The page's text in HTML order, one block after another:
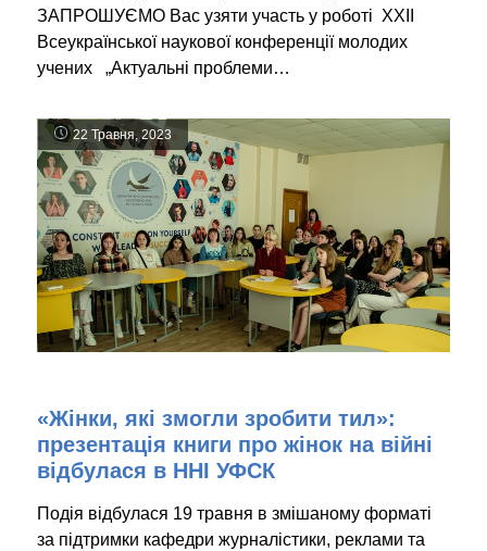
ЗАПРОШУЄМО Вас узяти участь у роботі XХІІ
Всеукраїнської наукової конференції молодих
учених „Актуальні проблеми…
22 Травня, 2023
«Жінки, які змогли зробити тил»:
презентація книги про жінок на війні
відбулася в ННІ УФСК
Подія відбулася 19 травня в змішаному форматі
за підтримки кафедри журналістики, реклами та